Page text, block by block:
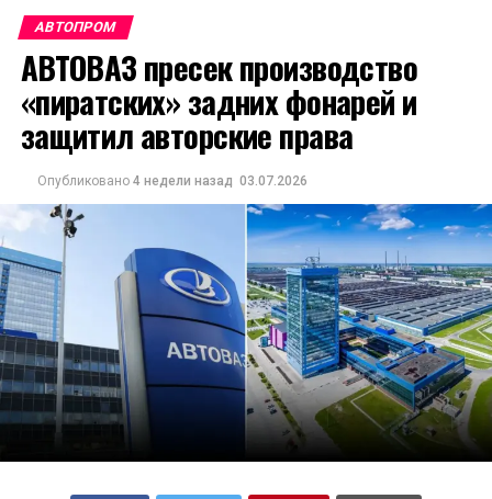
АВТОПРОМ
АВТОВАЗ пресек производство
«пиратских» задних фонарей и
защитил авторские права
Опубликовано 4 недели назад 03.07.2026